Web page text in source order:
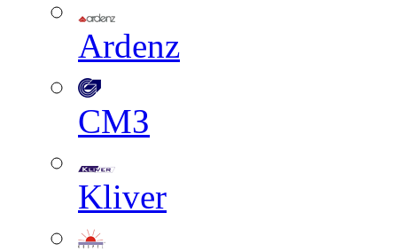
Ardenz
СМЗ
Kliver